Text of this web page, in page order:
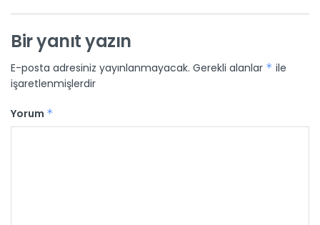
Bir yanıt yazın
E-posta adresiniz yayınlanmayacak. Gerekli alanlar * ile
işaretlenmişlerdir
Yorum *